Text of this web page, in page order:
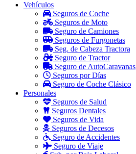
Vehículos
Seguros de Coche
Seguros de Moto
Seguro de Camiones
Seguros de Furgonetas
Seg. de Cabeza Tractora
Seguro de Tractor
Seguro de AutoCaravanas
Seguros por Días
Seguro de Coche Clásico
Personales
Seguros de Salud
Seguros Dentales
Seguros de Vida
Seguros de Decesos
Seguro de Accidentes
Seguro de Viaje